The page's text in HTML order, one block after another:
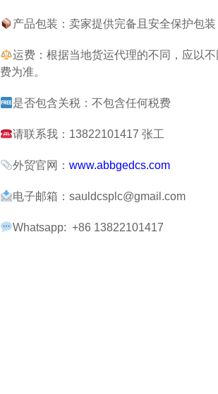
产品包装：卖家提供完备且安全保护包装
运费：根据当地货运代理的不同，应以
费为准。
是否包含关税：不包含任何税费
请联系我：13822101417 张工
外贸官网：www.abbgedcs.com
电子邮箱：sauldcsplc@gmail.com
Whatsapp: +86 13822101417